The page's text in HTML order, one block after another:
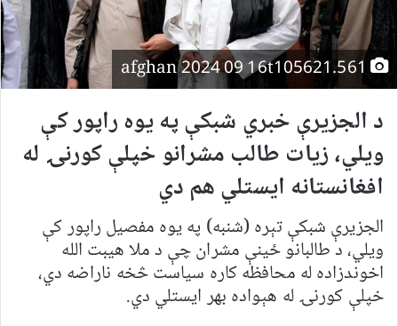
د الجزیرې خبري شبکې په یوه راپور کې
ویلي، زیات طالب مشرانو خپلې کورنۍ له
افغانستانه ایستلي هم دي
الجزیرې شبکې تېره (شنبه) په یوه مفصیل راپور کې
ویلي، د طالبانو ځینې مشران چې د ملا هیبت الله
اخوندزاده له محافظه کاره سیاست څخه ناراضه دي،
خپلې کورنۍ له هېواده بهر ایستلي دي.